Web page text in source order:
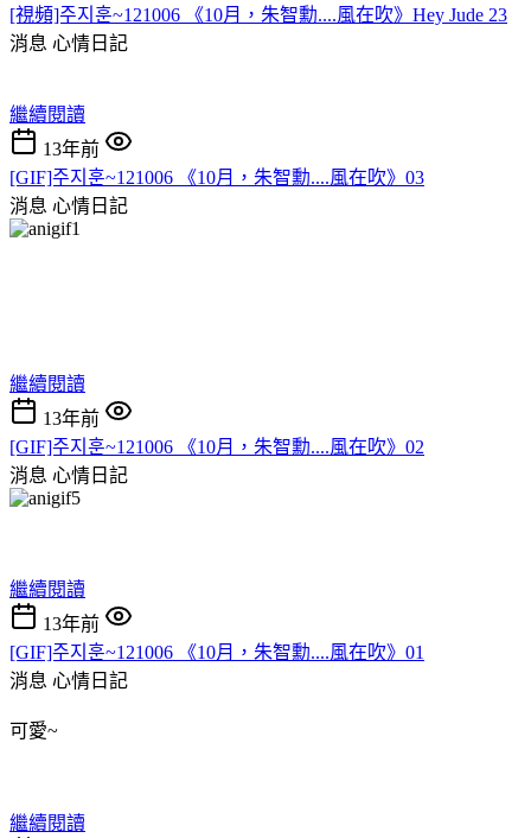
[視頻]주지훈~121006 《10月，朱智勳....風在吹》Hey Jude 23
消息 心情日記
繼續閱讀
13年前
[GIF]주지훈~121006 《10月，朱智勳....風在吹》03
消息 心情日記
繼續閱讀
13年前
[GIF]주지훈~121006 《10月，朱智勳....風在吹》02
消息 心情日記
繼續閱讀
13年前
[GIF]주지훈~121006 《10月，朱智勳....風在吹》01
消息 心情日記
可愛~
繼續閱讀